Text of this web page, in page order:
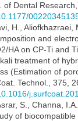
of Dental
H., Aliofkhazraei,
and
HA on CP-Ti and
treatment of
(Estimation of
Technol., 375,
S., Channa,
of